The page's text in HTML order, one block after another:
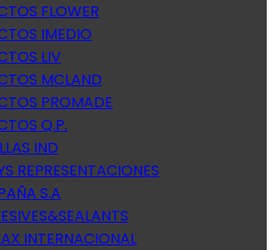
FLOWER
IMEDIO
LIV
MCLAND
PROMADE
Q.P.
IND
REPRESENTACIONES
S.A
INTERNACIONAL